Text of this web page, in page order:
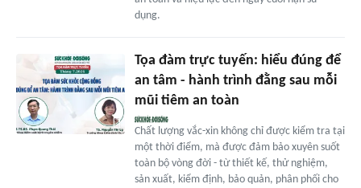
dụng.
Tọa đàm trực tuyến: hiểu đúng để
an tâm - hành trình đằng sau mỗi
mũi tiêm an toàn
Chất lượng vắc-xin không chỉ được kiểm tra tại
một thời điểm, mà được đảm bảo xuyên suốt
toàn bộ vòng đời - từ thiết kế, thử nghiệm,
sản xuất, kiểm định, bảo quản, phân phối cho